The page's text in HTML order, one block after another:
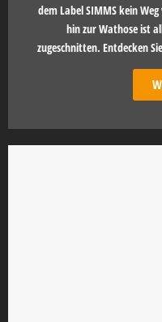
dem Label SIMMS kein
hin zur Wathose ist
zugeschnitten. Entdecken